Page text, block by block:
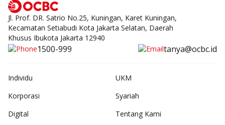
Jl. Prof. DR. Satrio No.25, Kuningan, Karet Kuningan,
Kecamatan Setiabudi Kota Jakarta Selatan, Daerah
Khusus Ibukota Jakarta 12940
1500-999 tanya@ocbc.id
Individu
UKM
Korporasi
Syariah
Digital
Tentang Kami